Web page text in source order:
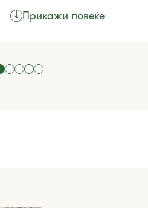
Дознај повеќе
Прикажи повеќе